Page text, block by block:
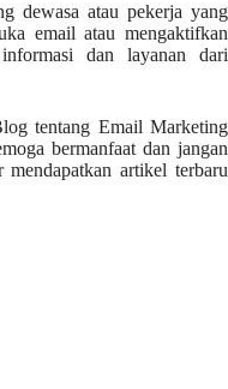
dewasa atau pekerja yang
email atau mengaktifkan
dan layanan dari
tentang Email Marketing
bermanfaat dan jangan
artikel terbaru